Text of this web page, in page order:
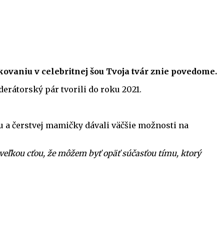
v celebritnej šou Tvoja tvár znie povedome.
pár tvorili do roku 2021.
a čerstvej mamičky dávali väčšie možnosti na
cťou, že môžem byť opäť súčasťou tímu, ktorý